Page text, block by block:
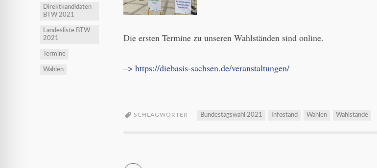
Direktkandidaten
BTW 2021
Landesliste BTW
2021
Termine
Wahlen
Die ersten Termine zu unseren Wahlständen sind online.
–> https://diebasis-sachsen.de/veranstaltungen/
SCHLAGWÖRTER Bundestagswahl 2021 Infostand Wahlen Wahlstände